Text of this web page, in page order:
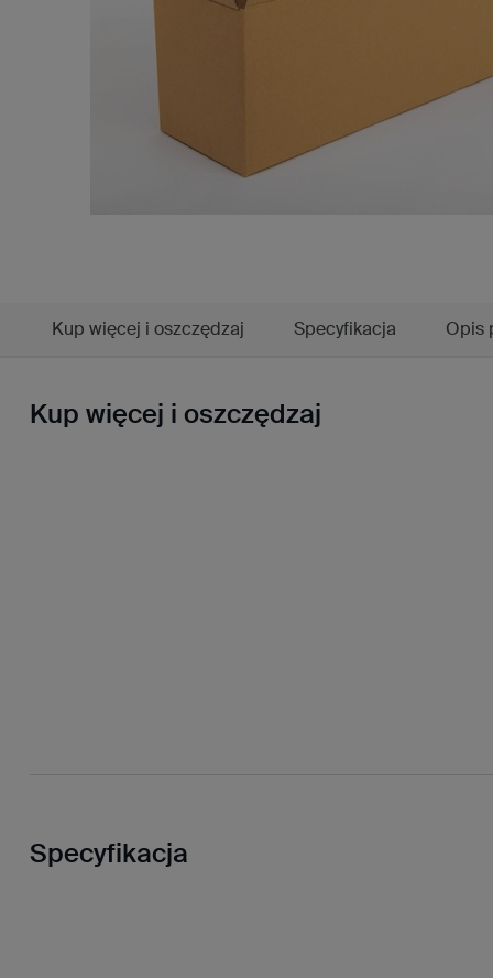
Kup więcej i oszczędzaj Specyfikacja Opis
Kup więcej i oszczędzaj
Specyfikacja